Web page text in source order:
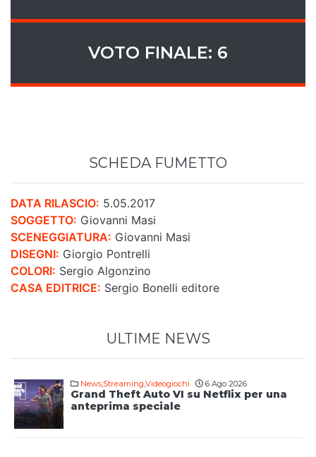
VOTO FINALE: 6
SCHEDA FUMETTO
DATA RILASCIO: 5.05.2017
SOGGETTO: Giovanni Masi
SCENEGGIATURA: Giovanni Masi
DISEGNI: Giorgio Pontrelli
COLORI: Sergio Algonzino
CASA EDITRICE: Sergio Bonelli editore
ULTIME NEWS
News,Streaming,Videogiochi 6 Ago 2026
Grand Theft Auto VI su Netflix per una
anteprima speciale